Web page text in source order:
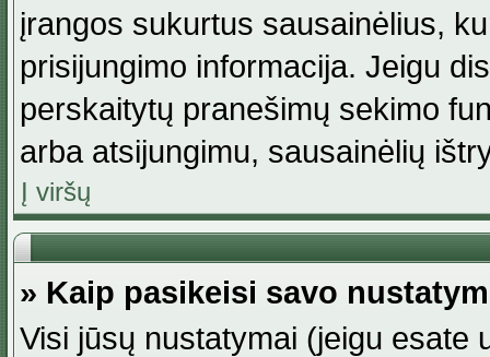
įrangos sukurtus sausainėlius,
prisijungimo informacija. Jeigu
perskaitytų pranešimų sekimo
arba atsijungimu, sausainėlių
Į viršų
» Kaip pasikeisi savo
Visi jūsų nustatymai (jeigu esate